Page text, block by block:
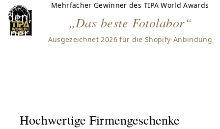
Mehrfacher Gewinner des TIPA World Awards
„Das beste Fotolabor“
Ausgezeichnet 2026 für die Shopify-Anbindung
Hochwertige Firmengeschenke